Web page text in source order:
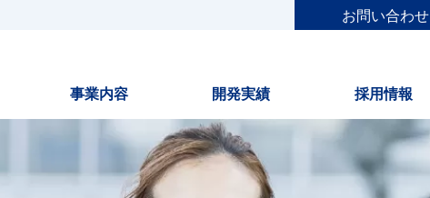
お問い合わせ
事業内容 開発実績 採用情報